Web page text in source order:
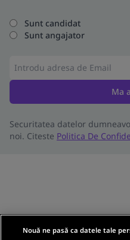
Sunt candidat
Sunt angajator
Ma
Securitatea datelor
noi. Citeste Politica De
Nouă ne pasă ca datele tale